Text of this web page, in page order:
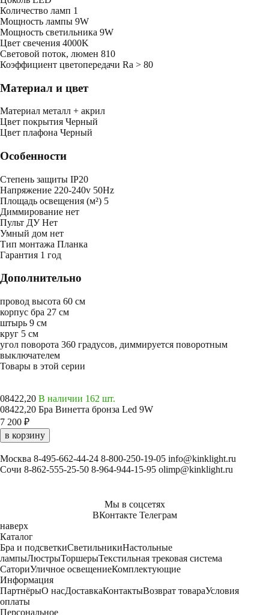
Количество ламп 1
Мощность лампы 9W
Мощность светильника 9W
Цвет свечения 4000K
Световой поток, люмен 810
Коэффициент цветопередачи Ra > 80
Материал и цвет
Mатериал металл + акрил
Цвет покрытия Черный
Цвет плафона Черный
Особенности
Степень защиты IP20
Напряжение 220-240v 50Hz
Площадь освещения (м²) 5
Диммирование нет
Пульт ДУНет
Умный дом нет
Тип монтажа Планка
Гарантия 1 год
Дополнительно
провод высота 60 см
корпус бра 27 см
штырь 9 см
круг 5 см
угол поворота 360 градусов, диммируется поворотным
выключателем
Товары в этой серии
08422,20 В наличии 162 шт.
08422,20 Бра Винетта бронза Led 9W
7 200 ₽
в корзину
Москва 8-495-662-44-24 8-800-250-19-05 info@kinklight.ru
Сочи 8-862-555-25-50 8-964-944-15-95 olimp@kinklight.ru
Мы в соцсетях
ВКонтакте Телеграм
наверх
Каталог
Бра и подсветкиСветильникиНастольные
лампыЛюстрыТоршерыТекстильная трековая система
СаториУличное освещениеКомплектующие
Информация
ПартнёрыО насДоставкаКонтактыВозврат товараУсловия
оплаты
Персональное